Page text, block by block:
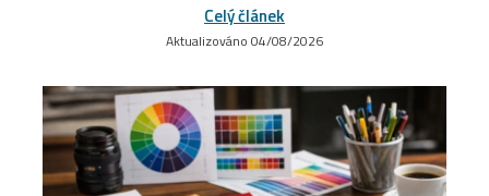
Celý článek
Aktualizováno 04/08/2026